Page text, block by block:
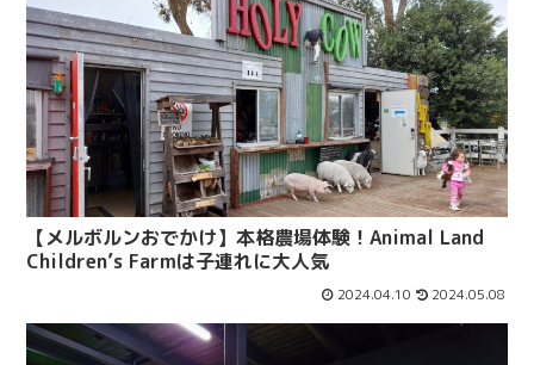
【メルボルンおでかけ】本格農場体験！Animal Land
Children’s Farmは子連れに大人気
2024.04.10 2024.05.08